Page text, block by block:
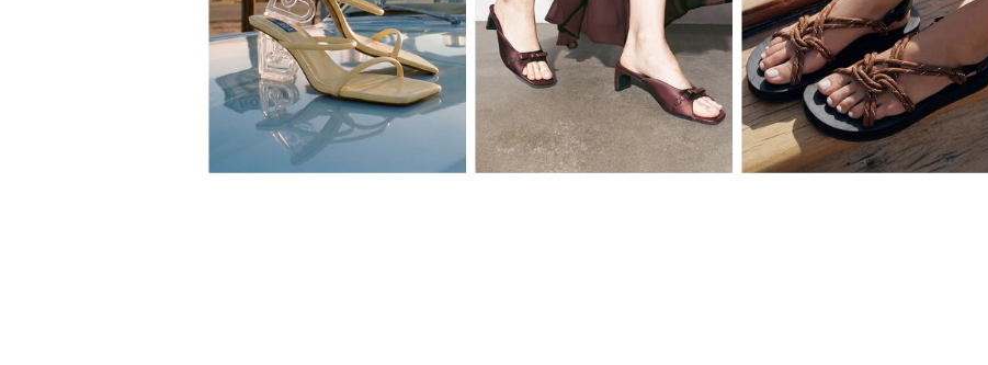
36 37 38 39 40 41 36 37 38 39 40 41 36 37 38 39 40 41